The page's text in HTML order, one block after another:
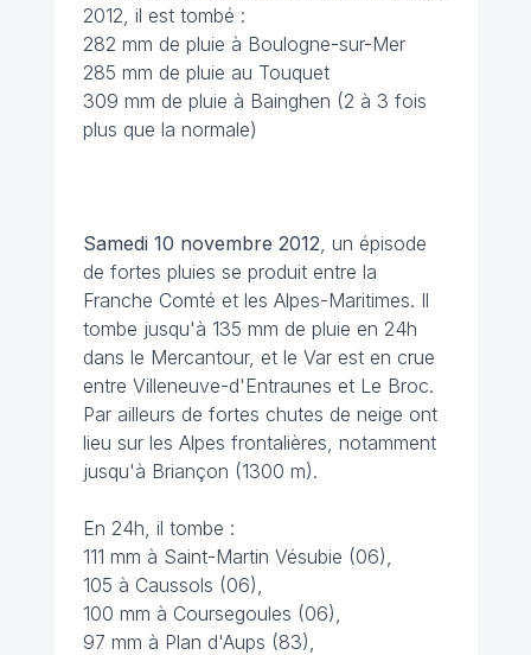
2012, il est tombé :
282 mm de pluie à Boulogne-sur-Mer
285 mm de pluie au Touquet
309 mm de pluie à Bainghen (2 à 3 fois
plus que la normale)
Samedi 10 novembre 2012 , un épisode
de fortes pluies se produit entre la
Franche Comté et les Alpes-Maritimes. Il
tombe jusqu'à 135 mm de pluie en 24h
dans le Mercantour, et le Var est en crue
entre Villeneuve-d'Entraunes et Le Broc.
Par ailleurs de fortes chutes de neige ont
lieu sur les Alpes frontalières, notamment
jusqu'à Briançon (1300 m).
En 24h, il tombe :
111 mm à Saint-Martin Vésubie (06),
105 à Caussols (06),
100 mm à Coursegoules (06),
97 mm à Plan d'Aups (83),